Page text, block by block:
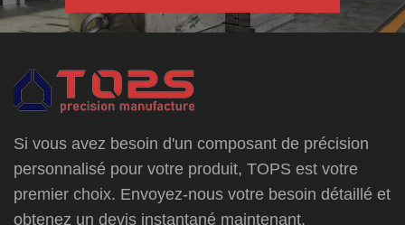
Si vous avez besoin d'un composant de précision
personnalisé pour votre produit, TOPS est votre
premier choix. Envoyez-nous votre besoin détaillé et
obtenez un devis instantané maintenant.